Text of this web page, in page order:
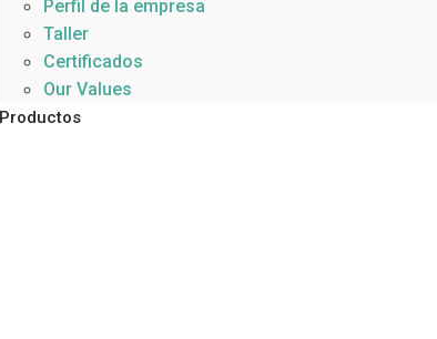
Perfil de la empresa
Taller
Certificados
Our Values
Productos